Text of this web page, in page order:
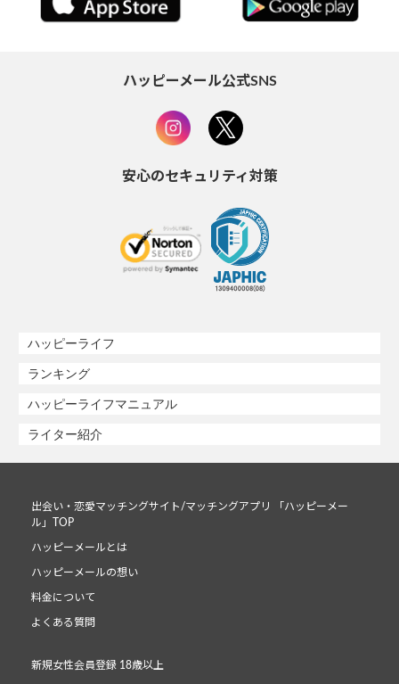
ハッピーメール公式SNS
安心のセキュリティ対策
ハッピーライフ
ランキング
ハッピーライフマニュアル
ライター紹介
出会い・恋愛マッチングサイト/マッチングアプリ 「ハッピーメー
ル」TOP
ハッピーメールとは
ハッピーメールの想い
料金について
よくある質問
新規女性会員登録 18歳以上